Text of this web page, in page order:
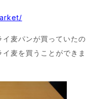
麦パンが買っていたの
麦を買うことができま